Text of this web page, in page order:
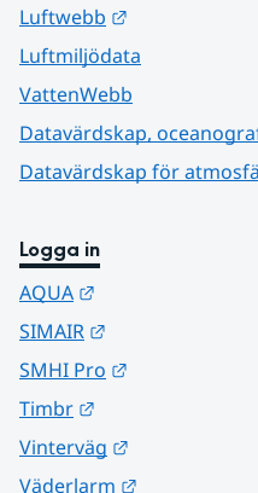
Luftwebb
Luftmiljödata
VattenWebb
Datavärdskap,
Datavärdskap för
Logga in
AQUA
SIMAIR
SMHI Pro
Timbr
Vinterväg
Väderlarm